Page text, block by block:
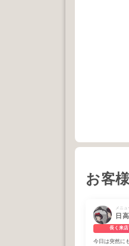
お客
メニ
日
長く来
今日は突然に